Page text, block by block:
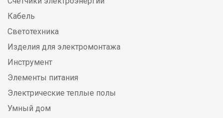
Кабель
Светотехника
Изделия для электромонтажа
Инструмент
Элементы питания
Электрические теплые полы
Умный дом